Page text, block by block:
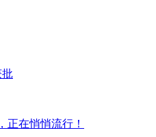
批
正在悄悄流行！